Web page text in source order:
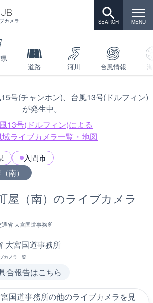
カメラ
道路 河川 台風情報
号(チャンホン)、台風13号(ドルフィン)
が発生中。
13号(ドルフィン)による
域ライブカメラ一覧・地図
入間市
南）
屋（南）のライブカメラ
通省 大宮国道事務所
大宮国道事務所
カメラ一覧
合報告はこちら
国道事務所の他のライブカメラを見